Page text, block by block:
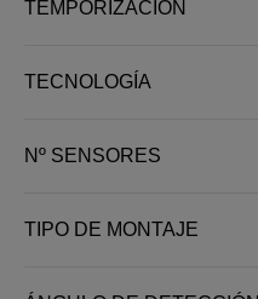
TEMPORIZACIÓN
TECNOLOGÍA
Nº SENSORES
TIPO DE MONTAJE